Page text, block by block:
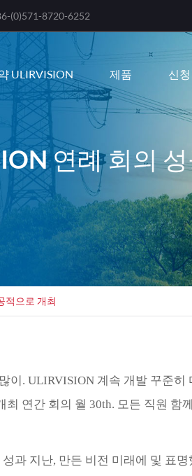
(0)571-8720-6252
ULIRVISION 제품 신청
연례 회의
적으로 개최
이. ULIRVISION 계속 개발 꾸준히
최 연간 회의 월 30th. 모든 직원 함
과 지난, 만든 비전 미래에 및 표명